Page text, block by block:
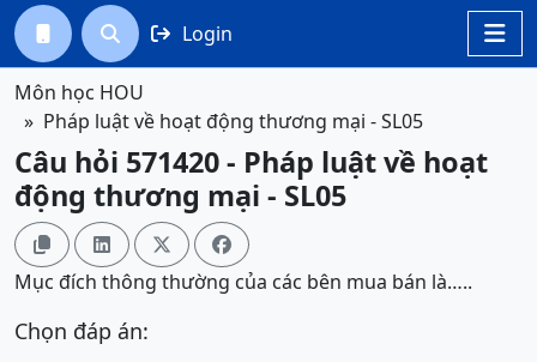

  Login
Môn học HOU
Pháp luật về hoạt động thương mại - SL05
Câu hỏi 571420 - Pháp luật về hoạt
động thương mại - SL05
   
Mục đích thông thường của các bên mua bán là…..
Chọn đáp án: